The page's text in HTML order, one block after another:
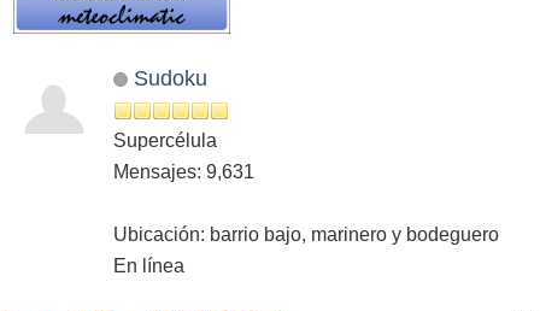
Sudoku
Supercélula
Mensajes: 9,631
Ubicación: barrio bajo, marinero y bodeguero
En línea